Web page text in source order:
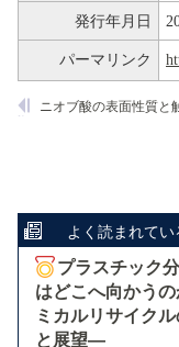
発行年月日
パーマリンク
ニオブ酸の表面性質と
よく読まれてい
プラスチック
はどこへ向かう
ミカルリサイクル
と展望―